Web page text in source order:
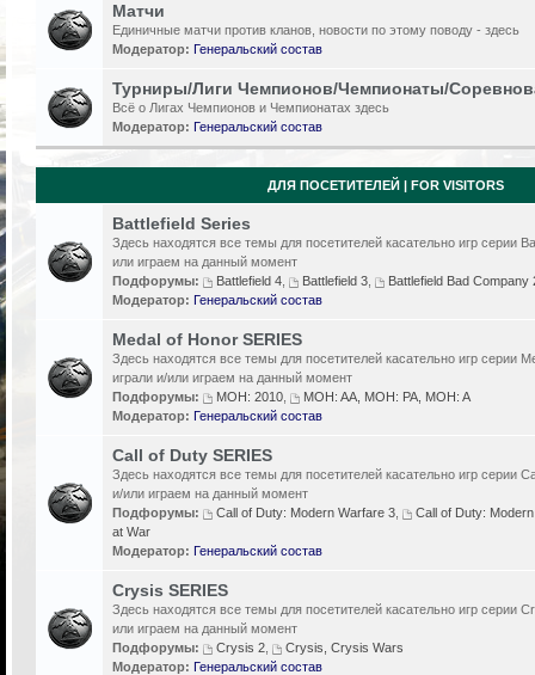
Матчи
Единичные матчи против кланов, новости по этому поводу - здесь
Модератор: Генеральский состав
Турниры/Лиги Чемпионов/Чемпионаты/
Всё о Лигах Чемпионов и Чемпионатах здесь
Модератор: Генеральский состав
ДЛЯ ПОСЕТИТЕЛЕЙ | FOR VISITORS
Battlefield Series
Здесь находятся все темы для посетителей касательно игр серии
или играем на данный момент
Подфорумы:
Battlefield 4 Battlefield 3
Battlefield Bad Company
Модератор: Генеральский состав
Medal of Honor SERIES
Здесь находятся все темы для посетителей касательно игр серии
играли и/или играем на данный момент
Подфорумы:
MOH: 2010
MOH: AA, MOH: PA, MOH: A
Модератор: Генеральский состав
Call of Duty SERIES
Здесь находятся все темы для посетителей касательно игр серии
и/или играем на данный момент
Подфорумы:
Call of Duty: Modern Warfare 3
Call of Duty:
at War
Модератор: Генеральский состав
Crysis SERIES
Здесь находятся все темы для посетителей касательно игр серии
или играем на данный момент
Подфорумы:
Crysis 2
Crysis, Crysis Wars
Модератор: Генеральский состав